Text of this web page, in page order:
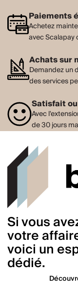
Paiements
Achetez
avec Scalapay
Achats sur
Demandez un
des services
Satisfait
Avec
de 30 jours
Si vous
votre
voici un
dédié.